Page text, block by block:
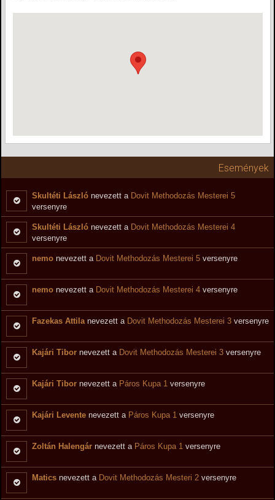
Események
Skultéti László nevezett a Dovit Methodozás Mesterei 5
versenyre
Skultéti László nevezett a Dovit Methodozás Mesterei 4
versenyre
nemo nevezett a Dovit Methodozás Mesterei 5 versenyre
nemo nevezett a Dovit Methodozás Mesterei 4 versenyre
Fazekas Attilanevezett a Dovit Methodozás Mesterei 3 versenyre
Kajári Tibor nevezett a Dovit Methodozás Mesterei 3 versenyre
Kajári Tibor nevezett a Páros Kupa 1 versenyre
Kajári Levente nevezett a Páros Kupa 1 versenyre
Zoltán Halengár nevezett a Páros Kupa 1 versenyre
Matics nevezett a Dovit Methodozás Mesteri 2 versenyre